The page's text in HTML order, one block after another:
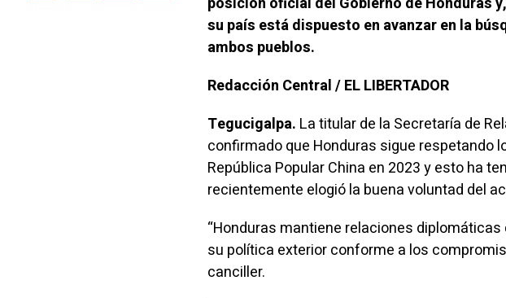
su país está dispuesto en avanzar en la
ambos pueblos.
Redacción Central / EL LIBERTADOR
Tegucigalpa. La titular de la Secretaría de
confirmado que Honduras sigue respetando
República Popular China en 2023 y esto ha
recientemente elogió la buena voluntad del
“Honduras mantiene relaciones
su política exterior conforme a los
canciller.